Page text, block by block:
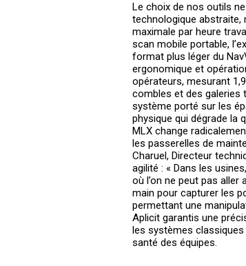
Le choix de nos outils
technologique abstraite,
maximale par heure
scan mobile portable,
format plus léger du
ergonomique et
opérateurs, mesurant
combles et des galeries
système porté sur les
physique qui dégrade la
MLX change
les passerelles de
Charuel, Directeur
agilité : « Dans les
où l’on ne peut pas aller
main pour capturer les
permettant une
Aplicit garantis une
les systèmes
santé des équipes.